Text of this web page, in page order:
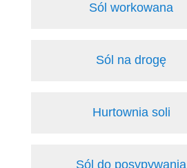
Sól workowana
Sól na drogę
Hurtownia soli
Sól do posypywania